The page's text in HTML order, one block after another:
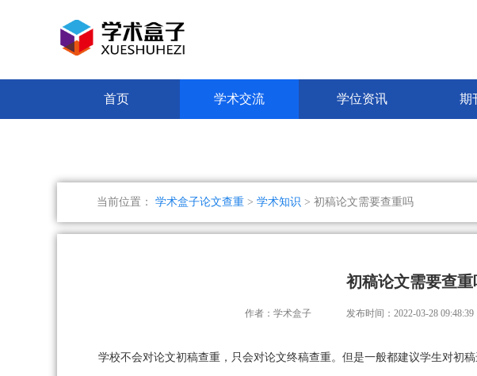
首页 学术交流 学位资讯 期
当前位置： 学术盒子论文查重 > 学术知识 > 初稿论文需要查重吗
初稿论文需要查重
作者：学术盒子 发布时间：2022-03-28 09:48:39
学校不会对论文初稿查重，只会对论文终稿查重。但是一般都建议学生对初